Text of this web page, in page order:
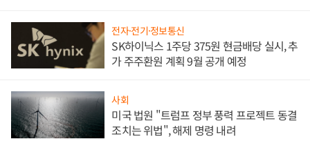
전자·전기·정보통신
SK하이닉스 1주당 375원 현금배당 실시, 추
가 주주환원 계획 9월 공개 예정
사회
미국 법원 "트럼프 정부 풍력 프로젝트 동결
조치는 위법", 해제 명령 내려